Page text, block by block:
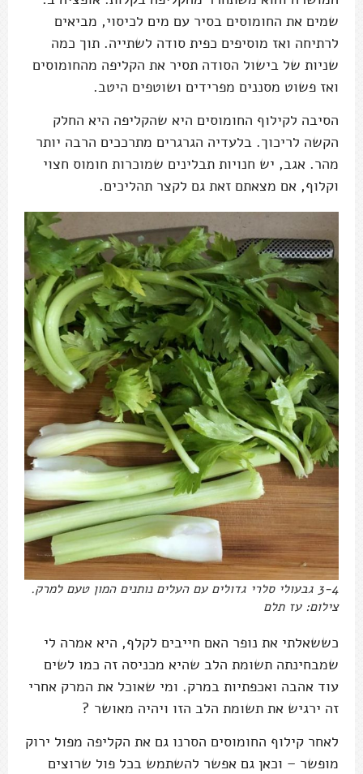
שמים את החומוסים בסיר עם מים לכיסוי, מביאים
לרתיחה ואז מוסיפים כפית סודה לשתייה. תוך כמה
שניות של בישול הסודה תסיר את הקליפה מהחומוסים
ואז פשוט מסננים מפרידים ושוטפים היטב.
הסיבה לקילוף החומוסים היא שהקליפה היא החלק
הקשה לריכוך. בלעדיה הגרגרים מתרככים הרבה יותר
מהר. אגב, יש חנויות תבלינים שמוכרות חומוס חצוי
וקלוף, אם מצאתם זאת גם לקצר תהליכים.
3-4 גבעולי סלרי גדולים עם העלים נותנים המון טעם למרק.
צילום: עז תלם
כששאלתי את נופר האם חייבים לקלף, היא אמרה לי
שמבחינתה תשומת הלב שהיא מכניסה זה כמו לשים
עוד אהבה ואכפתיות במרק. ומי שאוכל את המרק אחרי
זה ירגיש את תשומת הלב הזו ויהיה מאושר ?
לאחר קילוף החומוסים הסרנו גם את הקליפה מפול ירוק
מופשר – וכאן גם אפשר להשתמש בכל פול שרוצים